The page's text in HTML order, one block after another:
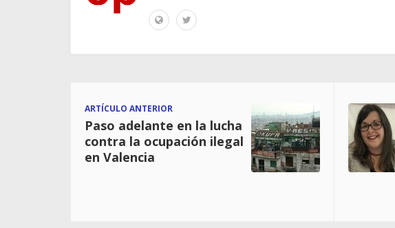
ARTÍCULO ANTERIOR
Paso adelante en la lucha
contra la ocupación ilegal
en Valencia